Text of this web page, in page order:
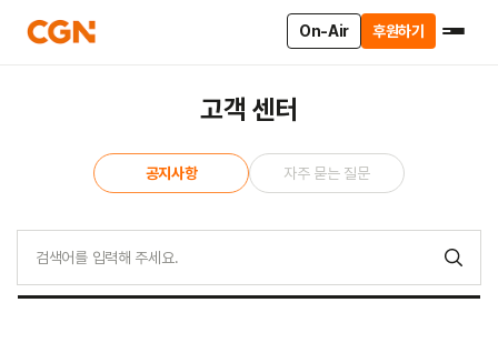
On-Air 후원하기
고객 센터
공지사항 자주 묻는 질문